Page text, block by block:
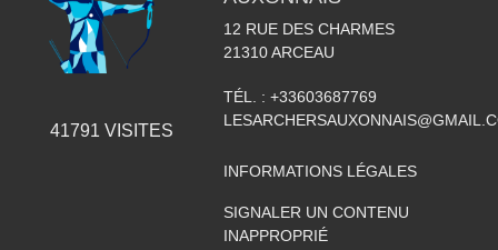
41791 VISITES
12 RUE DES CHARMES
21310 ARCEAU
TÉL. : +33603687769
INFORMATIONS LÉGALES
SIGNALER UN CONTENU
INAPPROPRIÉ